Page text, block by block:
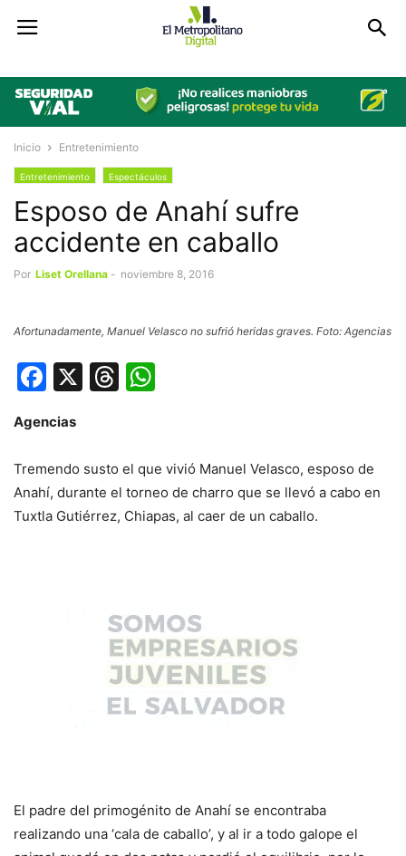
Inicio Entretenimiento
Entretenimiento Espectáculos
Esposo de Anahí sufre
accidente en caballo
Por Liset Orellana - noviembre 8, 2016
Afortunadamente, Manuel Velasco no sufrió heridas graves. Foto: Agencias
Facebook
X Threads
Agencias
Tremendo susto el que vivió Manuel Velasco, esposo de
Anahí, durante el torneo de charro que se llevó a cabo en
Tuxtla Gutiérrez, Chiapas, al caer de un caballo.
El padre del primogénito de Anahí se encontraba
realizando una ‘cala de caballo’, y al ir a todo galope el